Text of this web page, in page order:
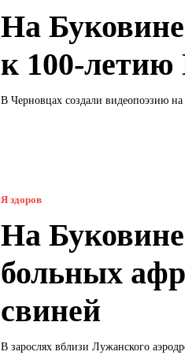
На
к 100-летию
В Черновцах создали видеопоэзию на
Я здоров
На
больных
свиней
В зарослях вблизи Лужанского